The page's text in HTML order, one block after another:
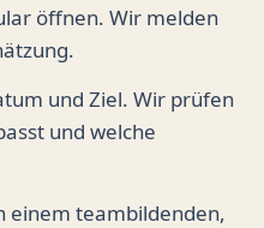
öffnen. Wir melden
und Ziel. Wir prüfen
und welche
einem teambildenden,